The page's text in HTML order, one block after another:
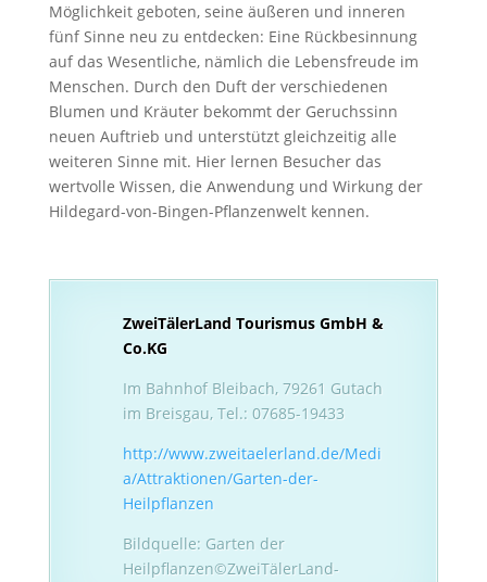
Möglichkeit geboten, seine äußeren und inneren
fünf Sinne neu zu entdecken: Eine Rückbesinnung
auf das Wesentliche, nämlich die Lebensfreude im
Menschen. Durch den Duft der verschiedenen
Blumen und Kräuter bekommt der Geruchssinn
neuen Auftrieb und unterstützt gleichzeitig alle
weiteren Sinne mit. Hier lernen Besucher das
wertvolle Wissen, die Anwendung und Wirkung der
Hildegard-von-Bingen-Pflanzenwelt kennen.
ZweiTälerLand Tourismus GmbH &
Co.KG
Im Bahnhof Bleibach, 79261 Gutach
im Breisgau, Tel.: 07685-19433
http://www.zweitaelerland.de/Medi
a/Attraktionen/Garten-der-
Heilpflanzen
Bildquelle: Garten der
Heilpflanzen©ZweiTälerLand-